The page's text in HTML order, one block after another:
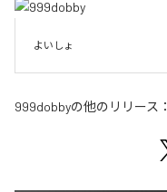
よいしょ
999dobbyの他のリリース：